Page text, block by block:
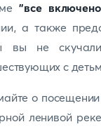
"все
а также
вы не
с
о
ленивой